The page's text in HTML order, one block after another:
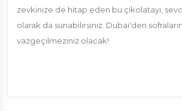
zevkinize de hitap eden bu çikolatayı,
olarak da sunabilirsiniz. Dubai'den
vazgeçilmeziniz olacak!